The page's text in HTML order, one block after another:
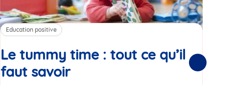
Education positive
Le tummy time : tout ce qu’il
faut savoirArticle Suivantes